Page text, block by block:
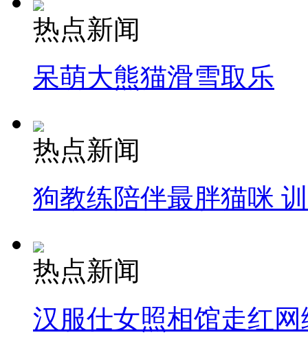
热点新闻
呆萌大熊猫滑雪取乐
热点新闻
狗教练陪伴最胖猫咪
热点新闻
汉服仕女照相馆走红网